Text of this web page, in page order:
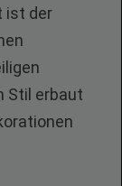
ist der
Stil erbaut